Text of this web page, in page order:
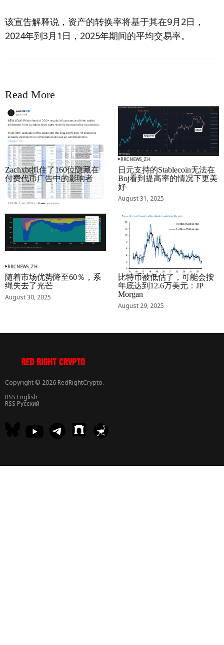
该宣告解释说，资产的转换率将基于其在9月2日，
2024年到3月1日，2025年期间的平均交易率。
Read More
RRCNEWS_ZH
Zachxbt抓住了160位隐藏在
付费代币广告中的影响者
September 01, 2025
RRCNEWS_ZH
日元支持的Stablecoin无法在
Boj看到提高率的情况下更美
好
August 31, 2025
RRCNEWS_ZH
随着市场优势降至60％，系
绳失去了光芒
August 30, 2025
RRCNEWS_ZH
比特币被低估了，可能会按
年底达到12.6万美元：JP
Morgan
August 29, 2025
Copyright © 2026 RedRightCrypto.
RSS English
RSS Русский